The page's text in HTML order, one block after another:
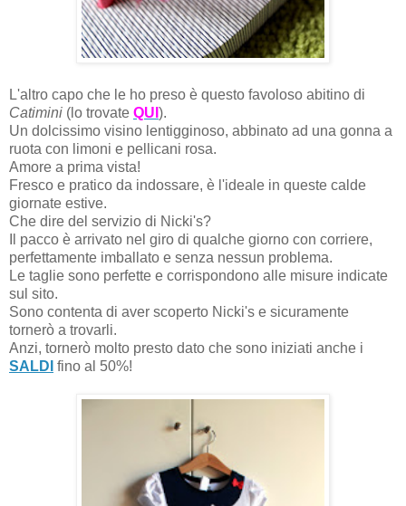
L'altro capo che le ho preso è questo favoloso abitino di
Catimini (lo trovate QUI ).
Un dolcissimo visino lentigginoso, abbinato ad una gonna a
ruota con limoni e pellicani rosa.
Amore a prima vista!
Fresco e pratico da indossare, è l'ideale in queste calde
giornate estive.
Che dire del servizio di Nicki's?
Il pacco è arrivato nel giro di qualche giorno con corriere,
perfettamente imballato e senza nessun problema.
Le taglie sono perfette e corrispondono alle misure indicate
sul sito.
Sono contenta di aver scoperto Nicki's e sicuramente
tornerò a trovarli.
Anzi, tornerò molto presto dato che sono iniziati anche i
SALDI fino al 50%!